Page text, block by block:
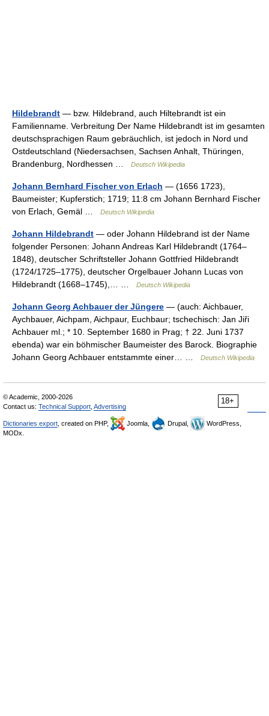
Hildebrandt — bzw. Hildebrand, auch Hiltebrandt ist ein
Familienname. Verbreitung Der Name Hildebrandt ist im gesamten
deutschsprachigen Raum gebräuchlich, ist jedoch in Nord und
Ostdeutschland (Niedersachsen, Sachsen Anhalt, Thüringen,
Brandenburg, Nordhessen …
Deutsch Wikipedia
Johann Bernhard Fischer von Erlach — (1656 1723),
Baumeister; Kupferstich; 1719; 11:8 cm Johann Bernhard Fischer
von Erlach, Gemäl …
Deutsch Wikipedia
Johann Hildebrandt — oder Johann Hildebrand ist der Name
folgender Personen: Johann Andreas Karl Hildebrandt (1764–
1848), deutscher Schriftsteller Johann Gottfried Hildebrandt
(1724/1725–1775), deutscher Orgelbauer Johann Lucas von
Hildebrandt (1668–1745),… …
Deutsch Wikipedia
Johann Georg Achbauer der Jüngere — (auch: Aichbauer,
Aychbauer, Aichpam, Aichpaur, Euchbaur; tschechisch: Jan Jiři
Achbauer ml.; * 10. September 1680 in Prag; † 22. Juni 1737
ebenda) war ein böhmischer Baumeister des Barock. Biographie
Johann Georg Achbauer entstammte einer… …
Deutsch Wikipedia
18+
© Academic, 2000-2026
Contact us: Technical Support Advertising
Dictionaries export , created on PHP, Joomla, Drupal,
WordPress,
MODx.